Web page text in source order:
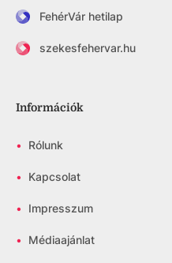
FehérVár hetilap
szekesfehervar.hu
Információk
• Rólunk
• Kapcsolat
• Impresszum
• Médiaajánlat